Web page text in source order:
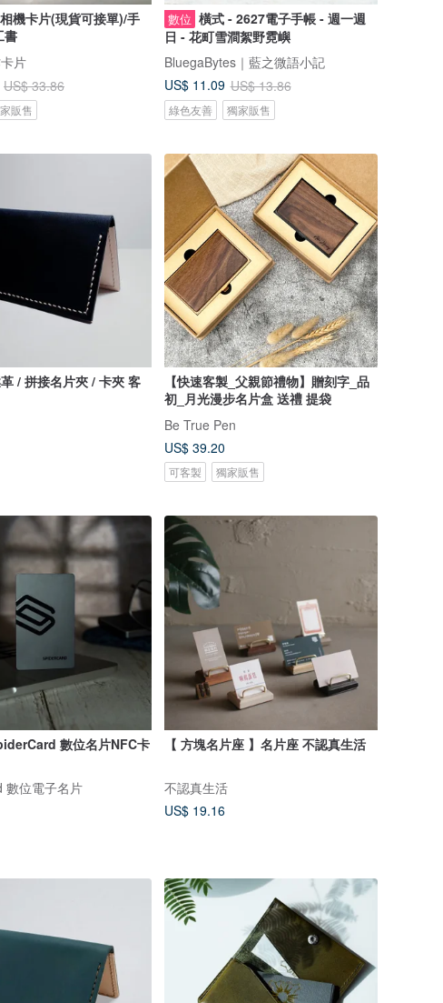
機卡片(現貨可接單)/手
書
片
US$ 33.86
販售
數位 橫式 - 2627電子手帳 - 週一週
日 - 花町雪澗絮野霓嶼
BluegaBytes｜藍之微語小記
US$ 11.09 US$ 13.86
綠色友善 獨家販售
/ 拼接名片夾 / 卡夾 客
【快速客製_父親節禮物】贈刻字_品
初_月光漫步名片盒 送禮 提袋
Be True Pen
US$ 39.20
可客製 獨家販售
數位名片NFC卡
數位電子名片
【 方塊名片座 】名片座 不認真生活
不認真生活
US$ 19.16